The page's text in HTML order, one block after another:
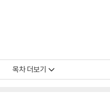
목차 더보기